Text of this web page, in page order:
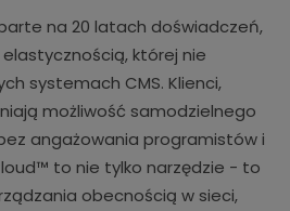
na 20 latach doświadczeń,
której nie
systemach CMS. Klienci,
możliwość samodzielnego
angażowania programistów i
to nie tylko narzędzie - to
obecnością w sieci,